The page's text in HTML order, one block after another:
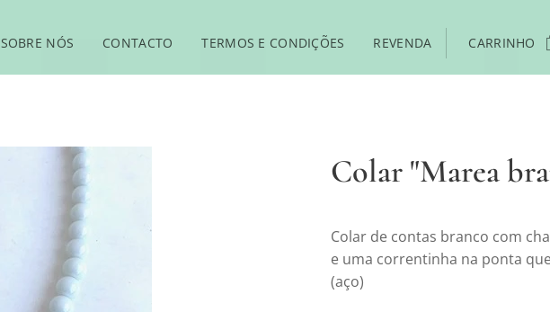
SOBRE NÓS CONTACTO TERMOS E CONDIÇÕES REVENDA CARRINHO
Colar "Marea
Colar de contas branco com
e uma correntinha na ponta
(aço)